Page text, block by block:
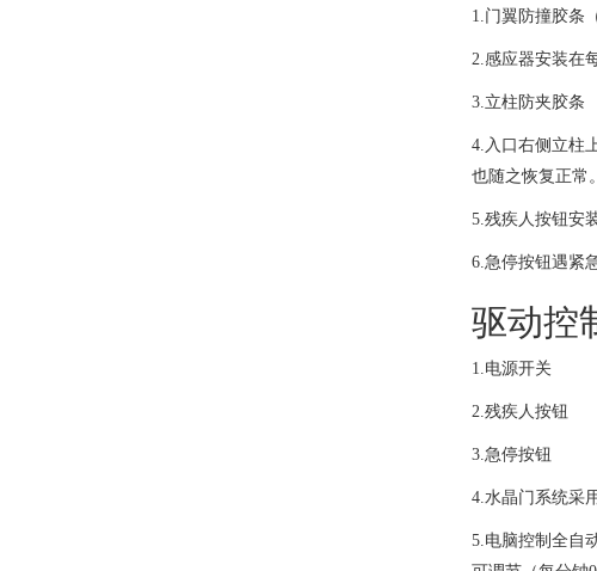
1.门翼防撞胶条
2.感应器安装在
3.立柱防夹胶条
4.入口右侧立柱
也随之恢复正常。
5.残疾人按钮安
6.急停按钮遇紧
驱动控
1.电源开关
2.残疾人按钮
3.急停按钮
4.水晶门系统采
5.电脑控制全自